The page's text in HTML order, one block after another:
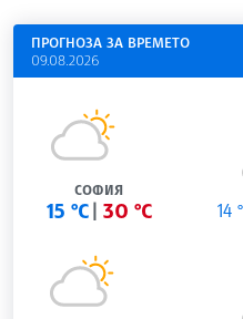
ПРОГНОЗА ЗА ВРЕМЕТО
09.08.2026
СОФИЯ
15 °C 30 °C 14